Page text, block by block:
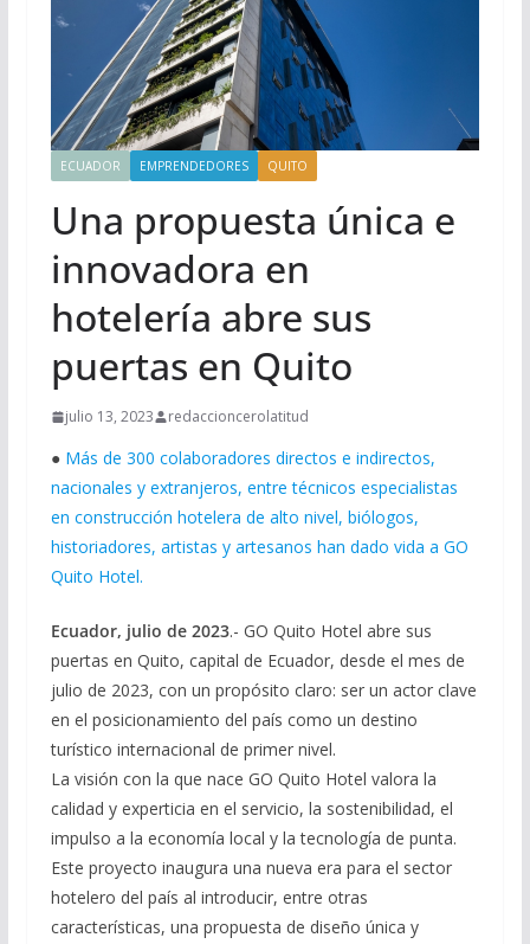
ECUADOR EMPRENDEDORES QUITO
Una propuesta única e
innovadora en
hotelería abre sus
puertas en Quito
julio 13, 2023 redaccioncerolatitud
● Más de 300 colaboradores directos e indirectos,
nacionales y extranjeros, entre técnicos especialistas
en construcción hotelera de alto nivel, biólogos,
historiadores, artistas y artesanos han dado vida a GO
Quito Hotel.
Ecuador, julio de 2023.- GO Quito Hotel abre sus
puertas en Quito, capital de Ecuador, desde el mes de
julio de 2023, con un propósito claro: ser un actor clave
en el posicionamiento del país como un destino
turístico internacional de primer nivel.
La visión con la que nace GO Quito Hotel valora la
calidad y experticia en el servicio, la sostenibilidad, el
impulso a la economía local y la tecnología de punta.
Este proyecto inaugura una nueva era para el sector
hotelero del país al introducir, entre otras
características, una propuesta de diseño única y